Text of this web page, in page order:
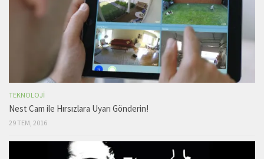
TEKNOLOJI
Nest Cam ile Hırsızlara Uyarı Gönderin!
29 TEM, 2016